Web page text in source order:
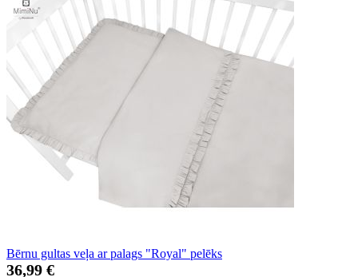
Bērnu gultas veļa ar palags "Royal" pelēks
36,99 €